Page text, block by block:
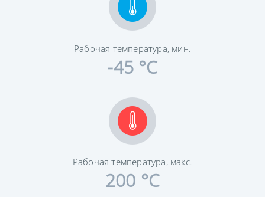
Рабочая температура, мин.
-45 °C
Рабочая температура, макс.
200 °C